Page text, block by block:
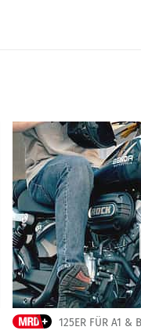
125ER FÜR A1 &